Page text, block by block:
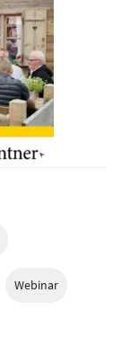
Webinar